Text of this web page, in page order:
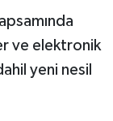
ve elektronik
yeni nesil